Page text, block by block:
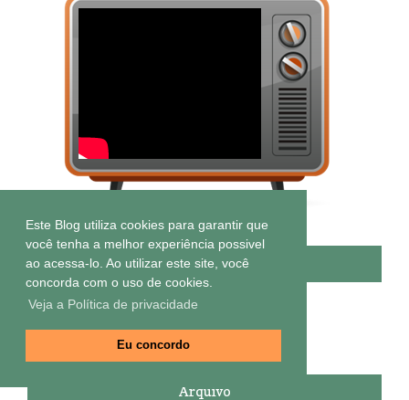
Este Blog utiliza cookies para garantir que
você tenha a melhor experiência possivel
ao acessa-lo. Ao utilizar este site, você
concorda com o uso de cookies.
Veja a Política de privacidade
Eu concordo
Inscreva-se em nosso canal
Arquivo